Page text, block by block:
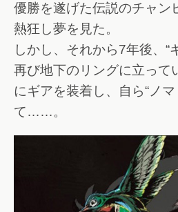
優勝を遂げた伝説のチャン
熱狂し夢を見た。
しかし、それから7年後、“
再び地下のリングに立って
にギアを装着し、自ら“ノマ
て……。